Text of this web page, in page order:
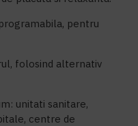
pentru
folosind alternativ
unitati sanitare,
centre de